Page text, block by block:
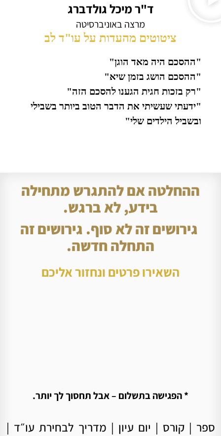
ד"ר מיכל גולדברג
מרצה באוניברסיטה
ציטוטים מהעדות על עו"ד לב
"ההסכם היה מאד הוגן"
"ההסכם הושג בזמן שיא"
"רק בזכות חגית הגענו להסכם הזה"
"ידעתי שעשיתי את הדבר הטוב ביותר בשבילי
ובשביל הילדים שלי"
ההחלטה אם להתגרש מתחילה
בידע, לא ברגש.
גירושים זה לא סוף. גירושים זה
התחלה חדשה.
השאירו פרטים ונחזור אליכם
* הפגישה בתשלום – אבל תחסוך לך יותר.
ספר |קורס | יום עיון | מדריך לבחירת עו״ד |